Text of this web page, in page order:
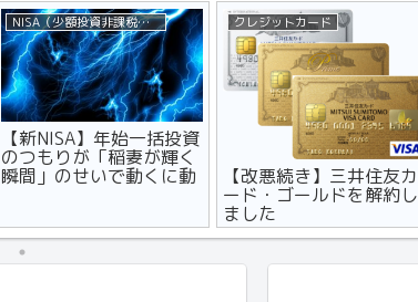
NISA（少額投資非課税制度）
【新NISA】年始一括投資
のつもりが「稲妻が輝く
瞬間」のせいで動くに動
クレジットカード
【改悪続き】三井住友カ
ード・ゴールドを解約し
ました